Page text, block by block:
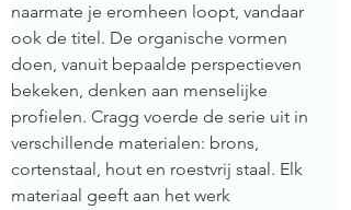
naarmate je eromheen loopt, vandaar
ook de titel. De organische vormen
doen, vanuit bepaalde perspectieven
bekeken, denken aan menselijke
profielen. Cragg voerde de serie uit in
verschillende materialen: brons,
cortenstaal, hout en roestvrij staal. Elk
materiaal geeft aan het werk